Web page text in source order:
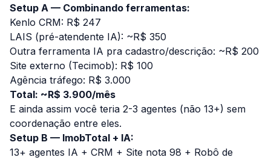
Setup A — Combinando ferramentas:
Kenlo CRM: R$ 247
LAIS (pré-atendente IA): ~R$ 350
Outra ferramenta IA pra cadastro/descrição: ~R$ 200
Site externo (Tecimob): R$ 100
Agência tráfego: R$ 3.000
Total: ~R$ 3.900/mês
E ainda assim você teria 2-3 agentes (não 13+) sem
coordenação entre eles.
Setup B — ImobTotal + IA:
13+ agentes IA + CRM + Site nota 98 + Robô de